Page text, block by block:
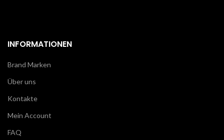
INFORMATIONEN
Brand Marken
Über uns
Kontakte
Mein Account
FAQ